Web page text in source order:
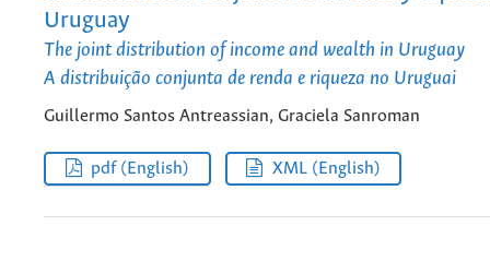
Uruguay
The joint distribution of income and wealth in Uruguay
A distribuição conjunta de renda e riqueza no Uruguai
Guillermo Santos Antreassian, Graciela Sanroman
pdf (English) XML (English)